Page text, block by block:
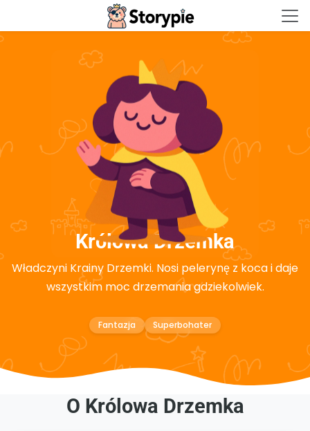
Storypie - Home
Królowa Drzemka
Władczyni Krainy Drzemki. Nosi pelerynę z koca i daje
wszystkim moc drzemania gdziekolwiek.
Fantazja Superbohater
O Królowa Drzemka